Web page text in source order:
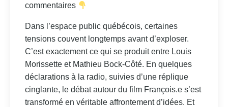
commentaires
Dans l’espace public québécois, certaines
tensions couvent longtemps avant d’exploser.
C’est exactement ce qui se produit entre Louis
Morissette et Mathieu Bock-Côté. En quelques
déclarations à la radio, suivies d’une réplique
cinglante, le débat autour du film François.e s’est
transformé en véritable affrontement d’idées. Et